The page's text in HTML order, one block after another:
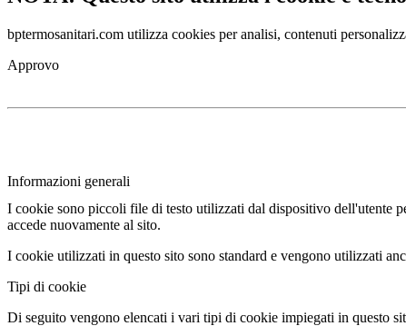
bptermosanitari.com utilizza cookies per analisi, contenuti
Approvo
Informazioni generali
I cookie sono piccoli file di testo utilizzati dal dispositivo dell'utente
accede nuovamente al sito.
I cookie utilizzati in questo sito sono standard e vengono utilizzati
Tipi di cookie
Di seguito vengono elencati i vari tipi di cookie impiegati in questo